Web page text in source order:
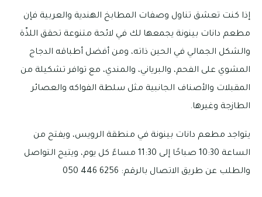
إذا كنت تعشق تناول وصفات المطابخ الهندية والعربية فإن
مطعم دانات بينونة يجمعها لك في لائحة متنوعة تحقق اللذّة
والشكل الجمالي في الحين ذاته، ومن أفضل أطباقه الدجاج
المشوي على الفحم، والبرياني، والمندي، مع توافر تشكيلة من
المقبلات والأصناف الجانبية مثل سلطة الفواكه والعصائر
الطازجة وغيرها.
يتواجد مطعم دانات بينونة في منطقة الرويس، ويفتح من
الساعة 10:30 صباحًا إلى 11:30 مساءً كل يوم، ويتيح التواصل
والطلب عن طريق الاتصال بالرقم: 6256 446 050